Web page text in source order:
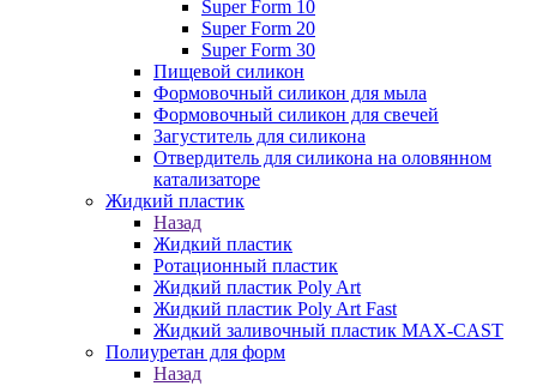
Super Form 10
Super Form 20
Super Form 30
Пищевой силикон
Формовочный силикон для мыла
Формовочный силикон для свечей
Загуститель для силикона
Отвердитель для силикона на оловянном
катализаторе
Жидкий пластик
Назад
Жидкий пластик
Ротационный пластик
Жидкий пластик Poly Art
Жидкий пластик Poly Art Fast
Жидкий заливочный пластик MAX-CAST
Полиуретан для форм
Назад